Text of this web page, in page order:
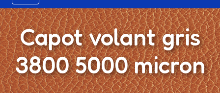
Capot volant gris
3800 5000 micron